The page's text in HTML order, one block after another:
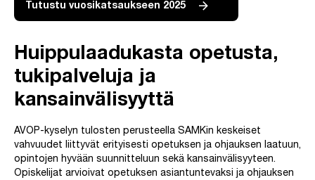
Tutustu vuosikatsaukseen 2025
Huippulaadukasta opetusta,
tukipalveluja ja
kansainvälisyyttä
AVOP-kyselyn tulosten perusteella SAMKin keskeiset
vahvuudet liittyvät erityisesti opetuksen ja ohjauksen laatuun,
opintojen hyvään suunnitteluun sekä kansainvälisyyteen.
Opiskelijat arvioivat opetuksen asiantuntevaksi ja ohjauksen